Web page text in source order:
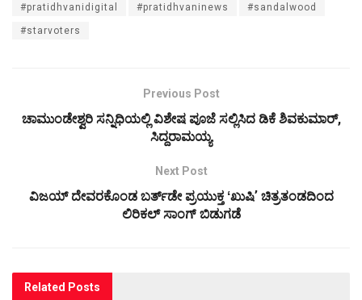
#pratidhvanidigital #pratidhvaninews #sandalwood
#starvoters
Previous Post
ಚಾಮುಂಡೇಶ್ವರಿ ಸನ್ನಿಧಿಯಲ್ಲಿ ವಿಶೇಷ ಪೂಜೆ ಸಲ್ಲಿಸಿದ ಡಿಕೆ ಶಿವಕುಮಾರ್​,
ಸಿದ್ದರಾಮಯ್ಯ
Next Post
ವಿಜಯ್‌ ದೇವರಕೊಂಡ ಬರ್ತ್‌ಡೇ ಪ್ರಯುಕ್ತ ʻಖುಷಿʼ ಚಿತ್ರತಂಡದಿಂದ
ಲಿರಿಕಲ್‌ ಸಾಂಗ್‌ ಬಿಡುಗಡೆ
Related Posts